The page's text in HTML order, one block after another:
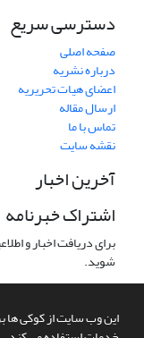
این وب سایت از کوکی ها
دسترسی سریع
صفحه اصلی
درباره نشریه
اعضای هیات تحریریه
ارسال مقاله
تماس با ما
نقشه سایت
آخرین اخبار
اشتراک خبرنامه
برای دریافت اخبار و
شوید.